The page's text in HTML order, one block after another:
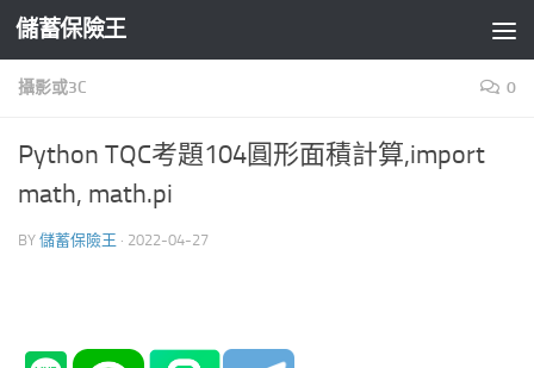
Skip to content
儲蓄保險王
攝影或3C 0
Python TQC考題104圓形面積計算,import
math, math.pi
BY 儲蓄保險王 · 2022-04-27